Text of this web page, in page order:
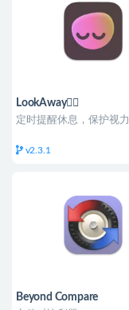
LookAway👍🏻
定时提醒休息，保护视力
v2.3.1
Beyond Compare